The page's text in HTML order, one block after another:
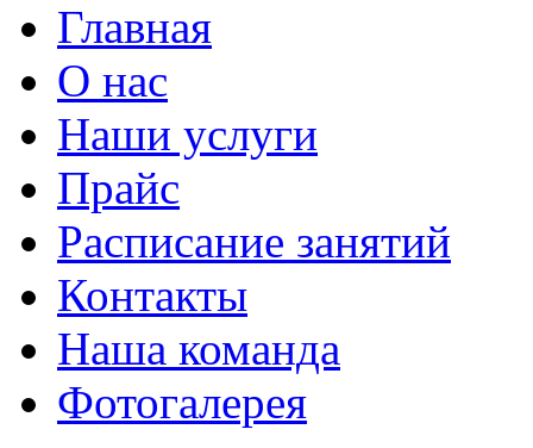
Главная
О нас
Наши услуги
Прайс
Расписание занятий
Контакты
Наша команда
Фотогалерея